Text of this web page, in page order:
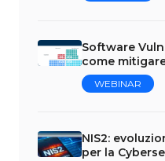
Software
come
WEBINAR
NIS2:
per la